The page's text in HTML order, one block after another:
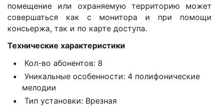
помещение или охраняемую территорию может
совершаться как с монитора и при помощи
консьержа, так и по карте доступа.
Технические характеристики
Кол-во абонентов: 8
Уникальные особенности: 4 полифонические
мелодии
Тип установки: Врезная